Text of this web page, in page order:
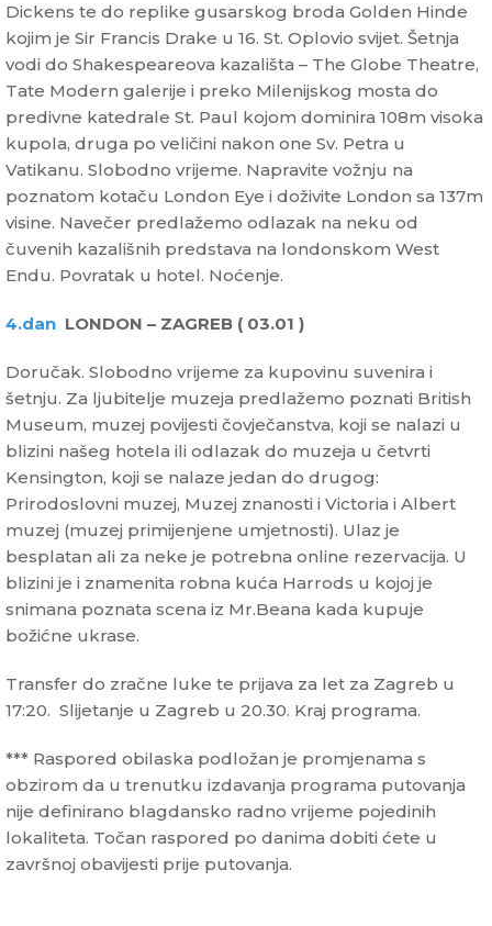
Dickens te do replike gusarskog broda Golden Hinde
kojim je Sir Francis Drake u 16. St. Oplovio svijet. Šetnja
vodi do Shakespeareova kazališta – The Globe Theatre,
Tate Modern galerije i preko Milenijskog mosta do
predivne katedrale St. Paul kojom dominira 108m visoka
kupola, druga po veličini nakon one Sv. Petra u
Vatikanu. Slobodno vrijeme. Napravite vožnju na
poznatom kotaču London Eye i doživite London sa 137m
visine. Navečer predlažemo odlazak na neku od
čuvenih kazališnih predstava na londonskom West
Endu. Povratak u hotel. Noćenje.
4.dan LONDON – ZAGREB ( 03.01 )
Doručak. Slobodno vrijeme za kupovinu suvenira i
šetnju. Za ljubitelje muzeja predlažemo poznati British
Museum, muzej povijesti čovječanstva, koji se nalazi u
blizini našeg hotela ili odlazak do muzeja u četvrti
Kensington, koji se nalaze jedan do drugog:
Prirodoslovni muzej, Muzej znanosti i Victoria i Albert
muzej (muzej primijenjene umjetnosti). Ulaz je
besplatan ali za neke je potrebna online rezervacija. U
blizini je i znamenita robna kuća Harrods u kojoj je
snimana poznata scena iz Mr.Beana kada kupuje
božićne ukrase.
Transfer do zračne luke te prijava za let za Zagreb u
17:20. Slijetanje u Zagreb u 20.30. Kraj programa.
*** Raspored obilaska podložan je promjenama s
obzirom da u trenutku izdavanja programa putovanja
nije definirano blagdansko radno vrijeme pojedinih
lokaliteta. Točan raspored po danima dobiti ćete u
završnoj obavijesti prije putovanja.